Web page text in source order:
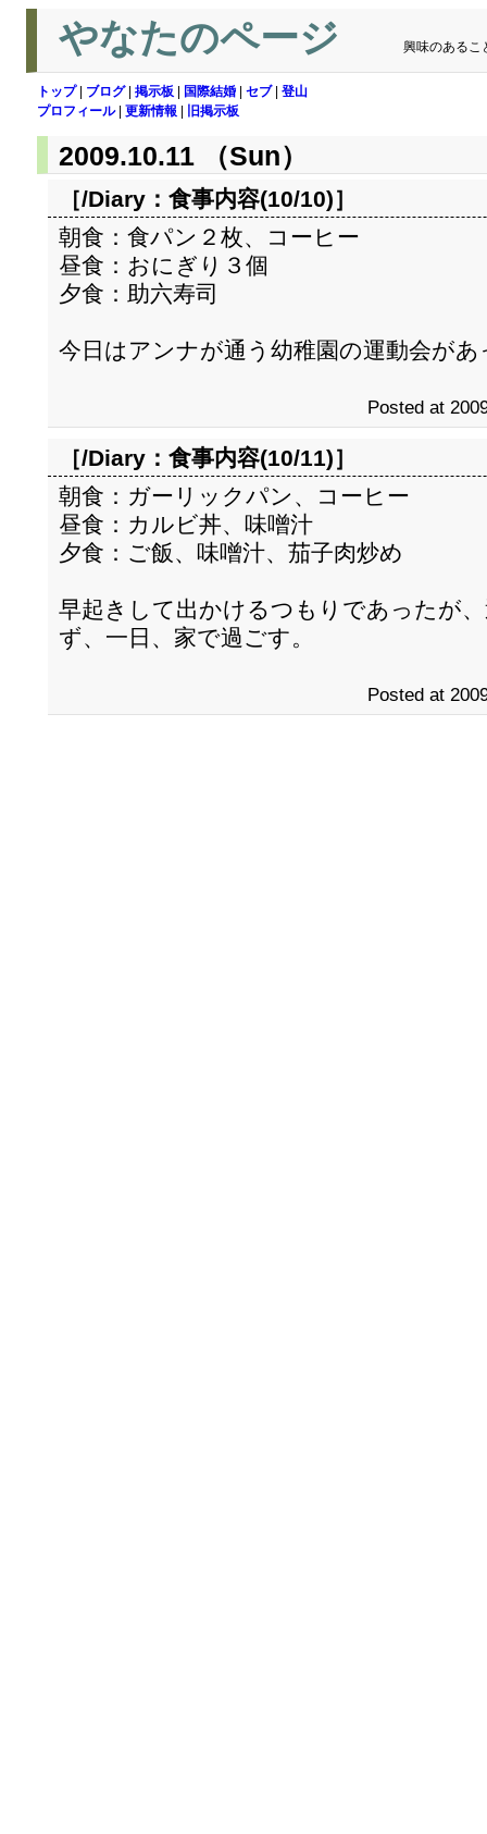
やなたのページ 興味のあるこ
トップ| ブログ| 掲示板 国際結婚 セブ| 登山
プロフィール| 更新情報 旧掲示板
2009.10.11 （Sun）
［/Diary： 食事内容(10/10)］
朝食：食パン２枚、コーヒー
昼食：おにぎり３個
夕食：助六寿司
今日はアンナが通う幼稚園の運動会があ
Posted at
［/Diary： 食事内容(10/11)］
朝食：ガーリックパン、コーヒー
昼食：カルビ丼、味噌汁
夕食：ご飯、味噌汁、茄子肉炒め
早起きして出かけるつもりであったが
ず、一日、家で過ごす。
Posted at